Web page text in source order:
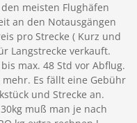
meisten Flughäfen
an den Notausgängen
pro Strecke ( Kurz und
Langstrecke verkauft.
max. 48 Std vor Abflug.
Es fällt eine Gebühr
und Strecke an.
muß man je nach